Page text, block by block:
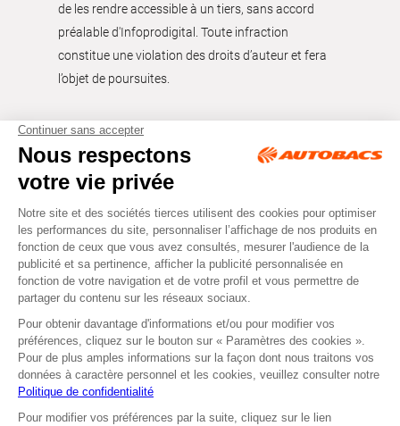
de les rendre accessible à un tiers, sans accord
préalable d'Infoprodigital. Toute infraction
constitue une violation des droits d’auteur et fera
l’objet de poursuites.
Tous droits réservés © Autobacs
Mentions légales RGPD
Cookies CGV
Facebook Instagram